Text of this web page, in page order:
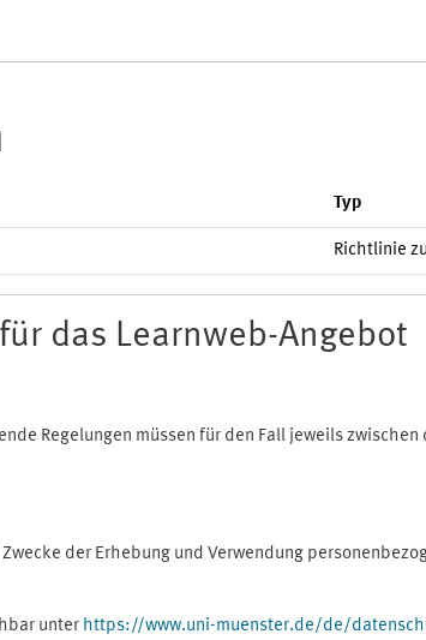
Typ
Richtlinie
das Learnweb-Angebot
Regelungen müssen für den Fall jeweils
der Erhebung und Verwendung
unter https://www.uni-muenster.de/de/